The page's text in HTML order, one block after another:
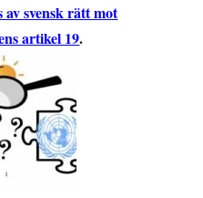
svensk rätt mot
artikel 19.